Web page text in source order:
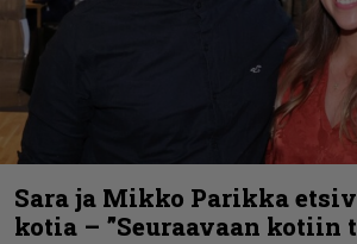
Sara ja Mikko Parikka
kotia – ”Seuraavaan kotiin